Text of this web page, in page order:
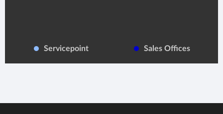
Servicepoint Sales Offices